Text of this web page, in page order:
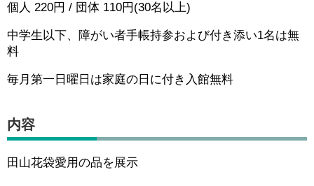
個人 220円 / 団体 110円(30名以上)
中学生以下、障がい者手帳持参および付き添い1名は無
料
毎月第一日曜日は家庭の日に付き入館無料
内容
田山花袋愛用の品を展示